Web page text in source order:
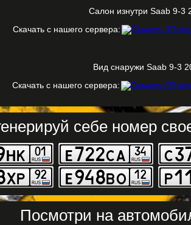
Салон изнутри Saab 9-3
Скачать с нашего сервера:
Вид снаружи Saab 9-3
Скачать с нашего сервера:
себе номер
Посмотри на